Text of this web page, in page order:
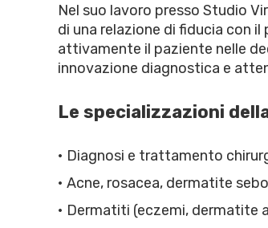
Nel suo lavoro presso Studio
di una relazione di fiducia con
attivamente il paziente nelle
innovazione diagnostica e
Le specializzazioni
• Diagnosi e trattamento
• Acne, rosacea, dermatite
• Dermatiti (eczemi, dermatite